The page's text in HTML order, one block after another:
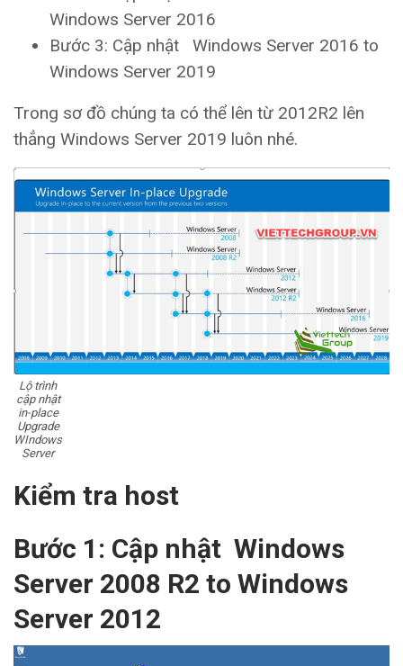
Windows Server 2016
Bước 3: Cập nhật Windows Server 2016 to
Windows Server 2019
Trong sơ đồ chúng ta có thể lên từ 2012R2 lên
thẳng Windows Server 2019 luôn nhé.
Lộ trình
cập nhật
in-place
Upgrade
WIndows
Server
Kiểm tra host
Bước 1: Cập nhật Windows
Server 2008 R2 to Windows
Server 2012